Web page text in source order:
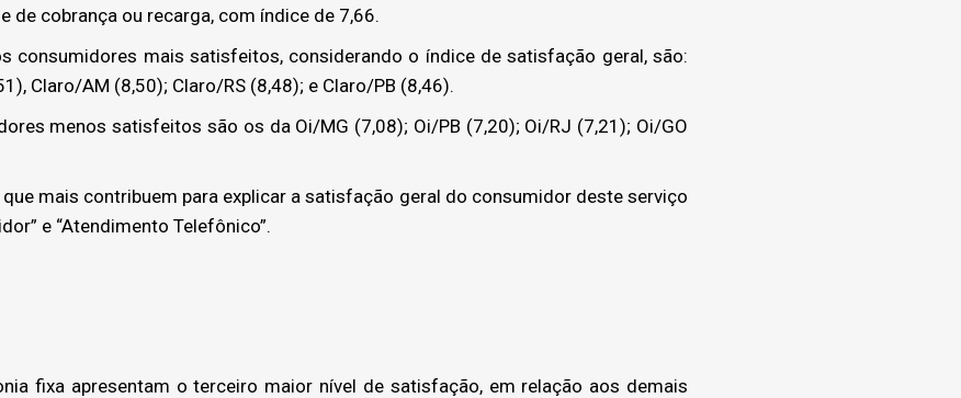
de cobrança ou recarga, com índice de 7,66.
consumidores mais satisfeitos, considerando o índice de satisfação geral, são:
Claro/AM (8,50); Claro/RS (8,48); e Claro/PB (8,46).
menos satisfeitos são os da Oi/MG (7,08); Oi/PB (7,20); Oi/RJ (7,21); Oi/GO
mais contribuem para explicar a satisfação geral do consumidor deste serviço
e “Atendimento Telefônico”.
fixa apresentam o terceiro maior nível de satisfação, em relação aos demais